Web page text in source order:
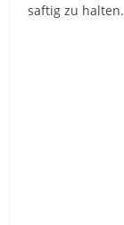
saftig zu halten.